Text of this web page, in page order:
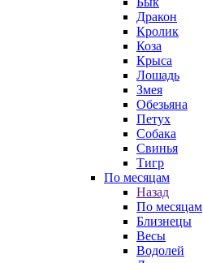
Дракон
Кролик
Коза
Крыса
Лошадь
Змея
Обезьяна
Петух
Собака
Свинья
Тигр
По месяцам
Назад
По месяцам
Близнецы
Весы
Водолей